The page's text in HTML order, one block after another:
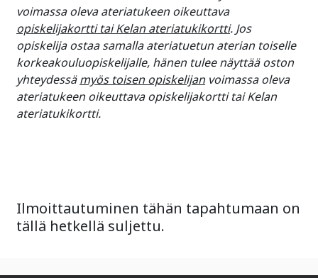
voimassa oleva ateriatukeen oikeuttava
opiskelijakortti tai Kelan ateriatukikortti. Jos
opiskelija ostaa samalla ateriatuetun aterian toiselle
korkeakouluopiskelijalle, hänen tulee näyttää oston
yhteydessämyös toisen opiskelijanvoimassa oleva
ateriatukeen oikeuttava opiskelijakortti tai Kelan
ateriatukikortti.
Ilmoittautuminen tähän tapahtumaan on
tällä hetkellä suljettu.